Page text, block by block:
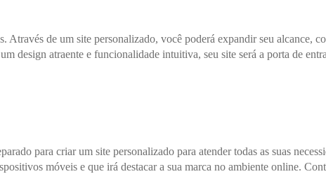
Através de um site personalizado, você poderá expandir seu alcance,
design atraente e funcionalidade intuitiva, seu site será a porta de
para criar um site personalizado para atender todas as suas
móveis e que irá destacar a sua marca no ambiente online.